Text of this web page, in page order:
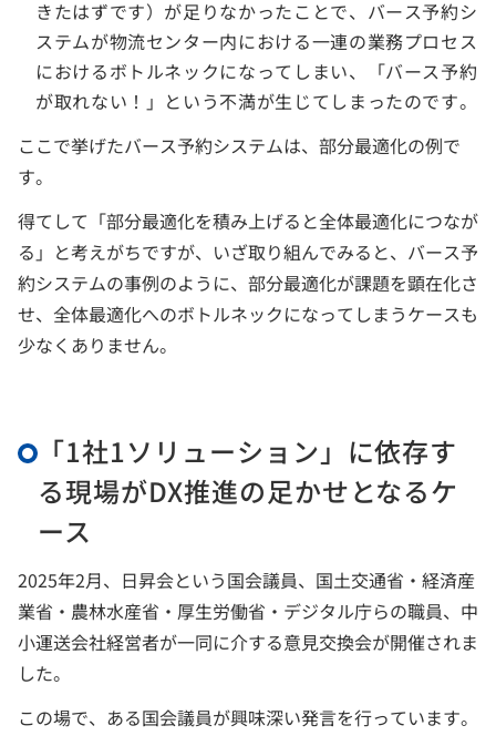
きたはずです）が足りなかったことで、バース予約シ
ステムが物流センター内における一連の業務プロセス
におけるボトルネックになってしまい、「バース予約
が取れない！」という不満が生じてしまったのです。
ここで挙げたバース予約システムは、部分最適化の例で
す。
得てして「部分最適化を積み上げると全体最適化につなが
る」と考えがちですが、いざ取り組んでみると、バース予
約システムの事例のように、部分最適化が課題を顕在化さ
せ、全体最適化へのボトルネックになってしまうケースも
少なくありません。
「1社1ソリューション」に依存す
る現場がDX推進の足かせとなるケ
ース
2025年2月、日昇会という国会議員、国土交通省・経済産
業省・農林水産省・厚生労働省・デジタル庁らの職員、中
小運送会社経営者が一同に介する意見交換会が開催されま
した。
この場で、ある国会議員が興味深い発言を行っています。